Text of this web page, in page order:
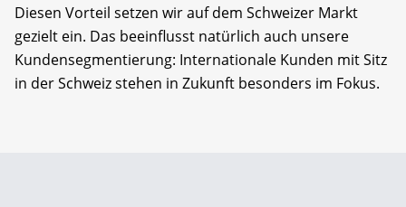
Diesen Vorteil setzen wir auf dem Schweizer Markt
gezielt ein. Das beeinflusst natürlich auch unsere
Kundensegmentierung: Internationale Kunden mit Sitz
in der Schweiz stehen in Zukunft besonders im Fokus.